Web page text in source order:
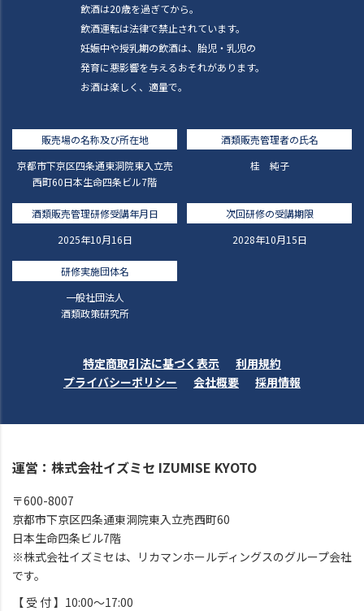
飲酒は20歳を過ぎてから。
飲酒運転は法律で禁止されています。
妊娠中や授乳期の飲酒は、胎児・乳児の
発育に悪影響を与えるおそれがあります。
お酒は楽しく、適量で。
販売場の名称及び所在地
京都市下京区四条通東洞院東入立売
西町60日本生命四条ビル7階
酒類販売管理者の氏名
桂 純子
酒類販売管理研修受講年月日
2025年10月16日
次回研修の受講期限
2028年10月15日
研修実施団体名
一般社団法人
酒類政策研究所
特定商取引法に基づく表示
利用規約
プライバシーポリシー
会社概要 採用情報
運営：株式会社イズミセ IZUMISE KYOTO
〒600-8007
京都市下京区四条通東洞院東入立売西町60
日本生命四条ビル7階
※株式会社イズミセは、リカマンホールディングスのグループ会社
です。
【 受 付 】10:00～17:00